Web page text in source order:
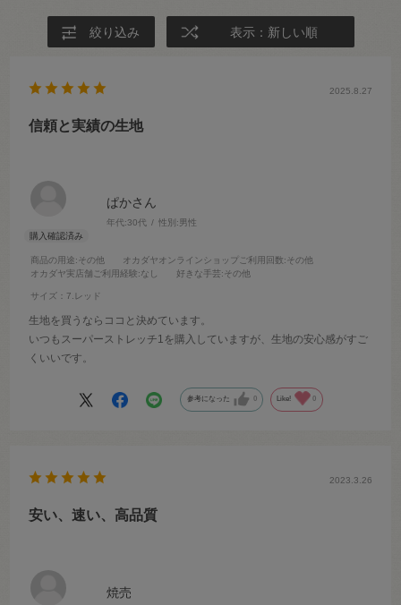
絞り込み 表示：新しい順
ぱかさん
年代:30代 性別:男性
商品の用途:その他 オカダヤオンラインショップご利用回数:その他
オカダヤ実店舗ご利用経験:なし 好きな手芸:その他
サイズ：7.レッド
2025.8.27
信頼と実績の生地
生地を買うならココと決めています。
いつもスーパーストレッチ1を購入していますが、生地の安心感がすご
くいいです。
参考になった 0 Like! 0
焼売
2023.3.26
安い、速い、高品質